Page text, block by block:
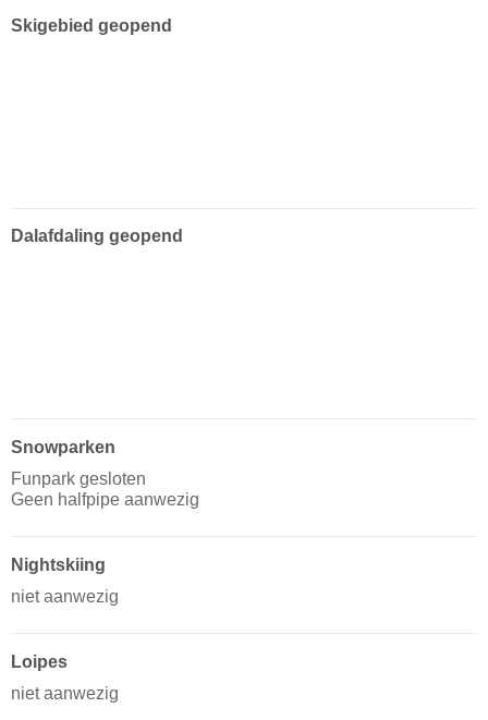
Skigebied geopend
Dalafdaling geopend
Snowparken
Funpark gesloten
Geen halfpipe aanwezig
Nightskiing
niet aanwezig
Loipes
niet aanwezig